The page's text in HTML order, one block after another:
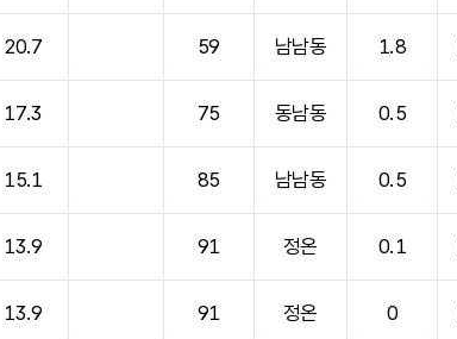
20.7 59 남남동 1.8
17.3 75 동남동 0.5
15.1 85 남남동 0.5
13.9 91 정온 0.1
13.9 91 정온 0